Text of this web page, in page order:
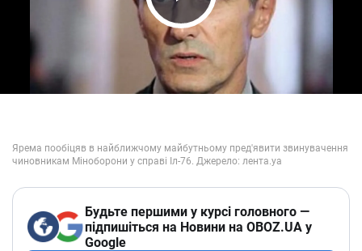
Play Video
Будьте першими у курсі головного —
підпишіться на Новини на OBOZ.UA у
Google